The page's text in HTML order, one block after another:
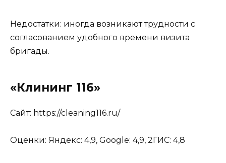
Недостатки: иногда возникают трудности с
согласованием удобного времени визита
бригады.
«Клининг 116»
Сайт: https://cleaning116.ru/
Оценки: Яндекс: 4,9, Google: 4,9, 2ГИС: 4,8